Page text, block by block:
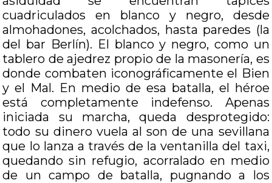
cuadriculados en blanco y negro, desde
almohadones, acolchados, hasta paredes (la
del bar Berlín). El blanco y negro, como un
tablero de ajedrez propio de la masonería, es
donde combaten iconográficamente el Bien
y el Mal. En medio de esa batalla, el héroe
está completamente indefenso. Apenas
iniciada su marcha, queda desprotegido:
todo su dinero vuela al son de una sevillana
que lo lanza a través de la ventanilla del taxi,
quedando sin refugio, acorralado en medio
de un campo de batalla, pugnando a los